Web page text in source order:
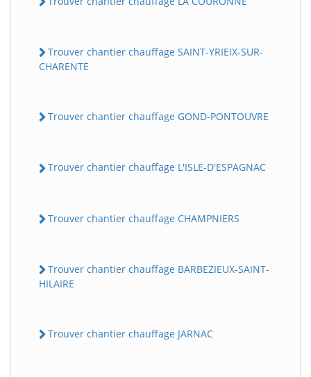
Trouver chantier chauffage SAINT-YRIEIX-SUR-
CHARENTE
Trouver chantier chauffage GOND-PONTOUVRE
Trouver chantier chauffage L'ISLE-D'ESPAGNAC
Trouver chantier chauffage CHAMPNIERS
Trouver chantier chauffage BARBEZIEUX-SAINT-
HILAIRE
Trouver chantier chauffage JARNAC